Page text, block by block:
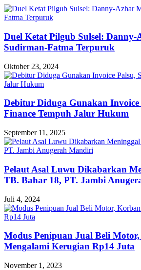
Duel Ketat Pilgub Sulsel: Danny-
Sudirman-Fatma Terpuruk
Oktober 23, 2024
Debitur Diduga Gunakan Invoice
Finance Tempuh Jalur Hukum
September 11, 2025
Pelaut Asal Luwu Dikabarkan
TB. Bahar 18, PT. Jambi
Juli 4, 2024
Modus Penipuan Jual Beli
Mengalami Kerugian Rp14 Juta
November 1, 2023